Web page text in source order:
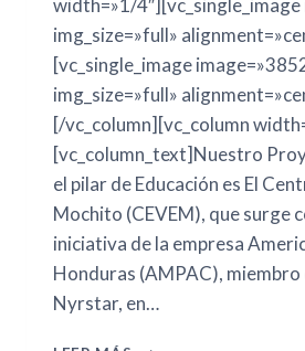
width=»1/4″][vc_single_image
img_size=»full»
[vc_single_image
img_size=»full»
[/vc_column][vc_column
[vc_column_text]Nuestro
el pilar de Educación es El
Mochito (CEVEM), que surge
iniciativa de la empresa
Honduras (AMPAC), miembro
Nyrstar, en…